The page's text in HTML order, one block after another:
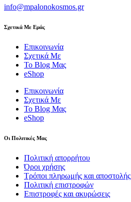
info@mpalonokosmos.gr
Σχετικά Με Εμάς
Επικοινωνία
Σχετικά Με
Το Blog Μας
eShop
Επικοινωνία
Σχετικά Με
Το Blog Μας
eShop
Οι Πολιτικές Μας
Πολιτική απορρήτου
Όροι χρήσης
Τρόποι πληρωμής και αποστολής
Πολιτική επιστροφών
Επιστροφές και ακυρώσεις